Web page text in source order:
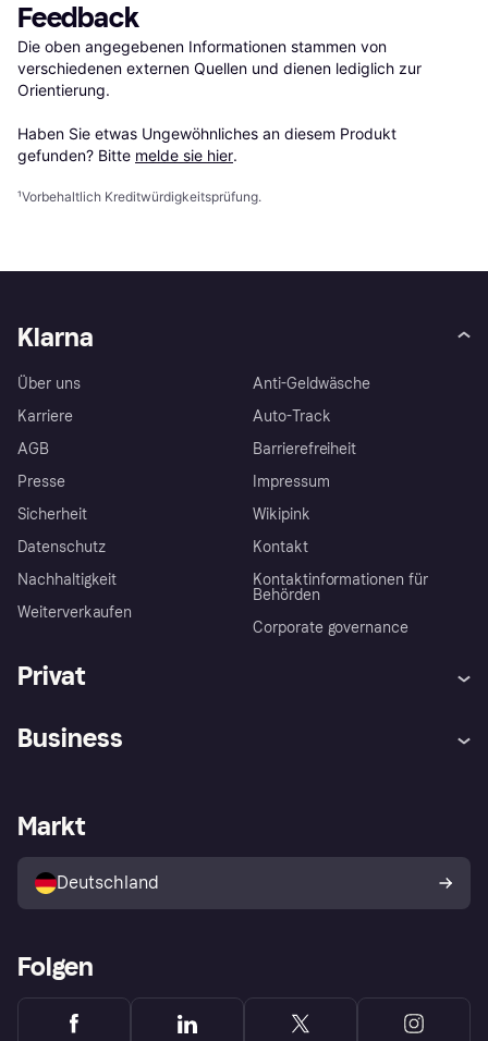
Feedback
Die oben angegebenen Informationen stammen von
verschiedenen externen Quellen und dienen lediglich zur
Orientierung.
Haben Sie etwas Ungewöhnliches an diesem Produkt
gefunden? Bitte melde sie hier.
¹Vorbehaltlich Kreditwürdigkeitsprüfung.
Klarna
Über uns
Karriere
AGB
Presse
Sicherheit
Datenschutz
Nachhaltigkeit
Weiterverkaufen
Anti-Geldwäsche
Auto-Track
Barrierefreiheit
Impressum
Wikipink
Kontakt
Kontaktinformationen für
Behörden
Corporate governance
Privat
Klarna App
Shops entdecken
Käuferschutzrichtlinie
Dein Widerrufsrecht
Business
Händlerportal
Markt
Deutschland
Folgen